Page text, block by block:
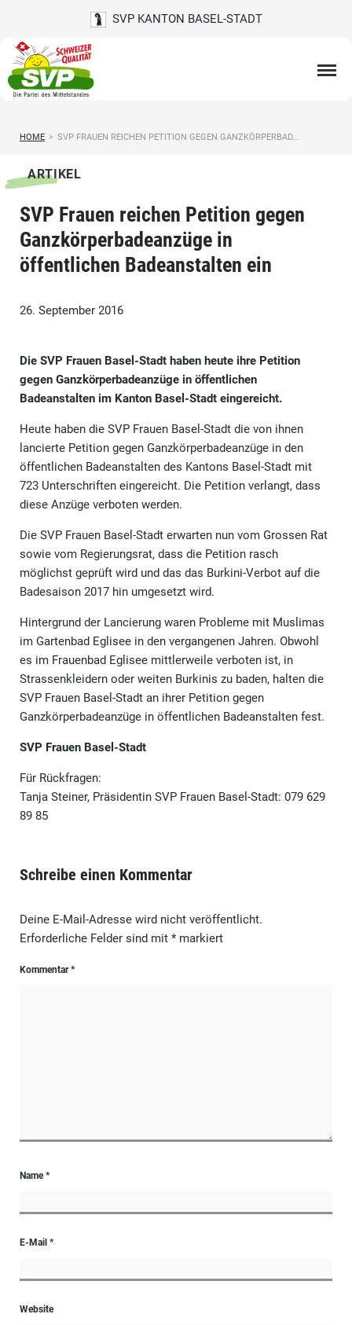
SVP KANTON BASEL-STADT
HOME > SVP FRAUEN REICHEN PETITION GEGEN GANZKÖRPERBAD...
ARTIKEL
SVP Frauen reichen Petition gegen
Ganzkörperbadeanzüge in
öffentlichen Badeanstalten ein
26. September 2016
Die SVP Frauen Basel-Stadt haben heute ihre Petition
gegen Ganzkörperbadeanzüge in öffentlichen
Badeanstalten im Kanton Basel-Stadt eingereicht.
Heute haben die SVP Frauen Basel-Stadt die von ihnen
lancierte Petition gegen Ganzkörperbadeanzüge in den
öffentlichen Badeanstalten des Kantons Basel-Stadt mit
723 Unterschriften eingereicht. Die Petition verlangt, dass
diese Anzüge verboten werden.
Die SVP Frauen Basel-Stadt erwarten nun vom Grossen Rat
sowie vom Regierungsrat, dass die Petition rasch
möglichst geprüft wird und das das Burkini-Verbot auf die
Badesaison 2017 hin umgesetzt wird.
Hintergrund der Lancierung waren Probleme mit Muslimas
im Gartenbad Eglisee in den vergangenen Jahren. Obwohl
es im Frauenbad Eglisee mittlerweile verboten ist, in
Strassenkleidern oder weiten Burkinis zu baden, halten die
SVP Frauen Basel-Stadt an ihrer Petition gegen
Ganzkörperbadeanzüge in öffentlichen Badeanstalten fest.
SVP Frauen Basel-Stadt
Für Rückfragen:
Tanja Steiner, Präsidentin SVP Frauen Basel-Stadt: 079 629
89 85
Schreibe einen Kommentar
Deine E-Mail-Adresse wird nicht veröffentlicht.
Erforderliche Felder sind mit *markiert
Kommentar*
Name*
E-Mail *
Website